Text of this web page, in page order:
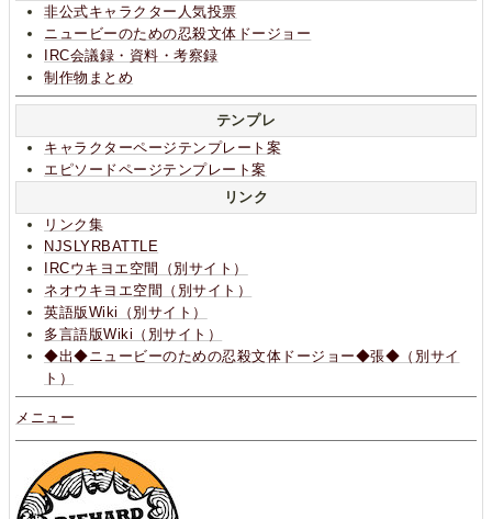
非公式キャラクター人気投票
ニュービーのための忍殺文体ドージョー
IRC会議録・資料・考察録
制作物まとめ
テンプレ
キャラクターページテンプレート案
エピソードページテンプレート案
リンク
リンク集
NJSLYRBATTLE
IRCウキヨエ空間（別サイト）
ネオウキヨエ空間（別サイト）
英語版Wiki（別サイト）
多言語版Wiki（別サイト）
◆出◆ニュービーのための忍殺文体ドージョー◆張◆（別サイ
ト）
メニュー